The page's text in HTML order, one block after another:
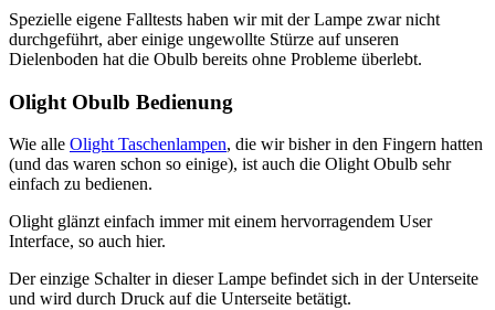
Spezielle eigene Falltests haben wir mit der Lampe zwar nicht
durchgeführt, aber einige ungewollte Stürze auf unseren
Dielenboden hat die Obulb bereits ohne Probleme überlebt.
Olight Obulb Bedienung
Wie alle Olight Taschenlampen, die wir bisher in den Fingern hatten
(und das waren schon so einige), ist auch die Olight Obulb sehr
einfach zu bedienen.
Olight glänzt einfach immer mit einem hervorragendem User
Interface, so auch hier.
Der einzige Schalter in dieser Lampe befindet sich in der Unterseite
und wird durch Druck auf die Unterseite betätigt.